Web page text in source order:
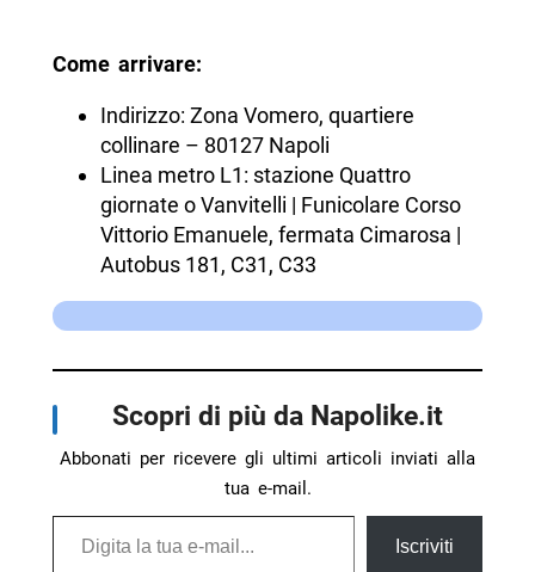
Come arrivare:
Indirizzo: Zona Vomero, quartiere
collinare – 80127 Napoli
Linea metro L1: stazione Quattro
giornate o Vanvitelli | Funicolare Corso
Vittorio Emanuele, fermata Cimarosa |
Autobus 181, C31, C33
Scopri di più da Napolike.it
Abbonati per ricevere gli ultimi articoli inviati alla
tua e-mail.
Digita la tua e-mail...
Iscriviti